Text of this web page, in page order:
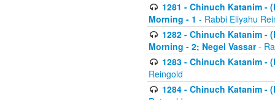
1281 - Chinuch Katanim -
Morning - 1 - Rabbi Eliyahu
1282 - Chinuch Katanim -
Morning - 2; Negel Vassar-
1283 - Chinuch Katanim -
Reingold
1284 - Chinuch Katanim -